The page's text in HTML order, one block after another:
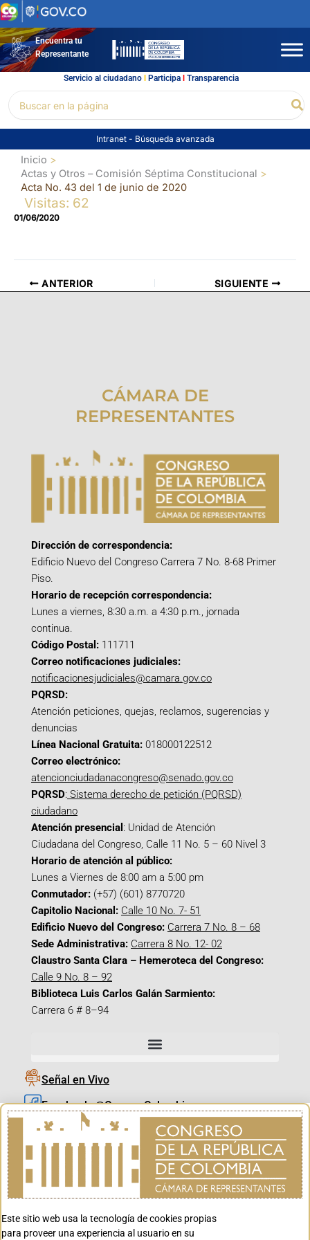
Ir
al
contenidoEncuentra tu
Representante
Servicio al ciudadano l Participal Transparencia
por:
Intranet - Búsqueda avanzada
Inicio
Actas y Otros – Comisión Séptima Constitucional
Acta No. 43 del 1 de junio de 2020
Visitas: 62
01/06/2020
ANTERIOR SIGUIENTE
CÁMARA DE
REPRESENTANTES
Dirección de correspondencia:
Edificio Nuevo del Congreso Carrera 7 No. 8-68 Primer
Piso.
Horario de recepción correspondencia:
Lunes a viernes, 8:30 a.m. a 4:30 p.m., jornada
continua.
Código Postal: 111711
Correo notificaciones judiciales:
notificacionesjudiciales@camara.gov.co
PQRSD:
Atención peticiones, quejas, reclamos, sugerencias y
denuncias
Línea Nacional Gratuita: 018000122512
Correo electrónico:
atencionciudadanacongreso@senado.gov.co
PQRSD: Sistema derecho de petición (PQRSD)
ciudadano
Atención presencial : Unidad de Atención
Ciudadana del Congreso, Calle 11 No. 5 – 60 Nivel 3
Horario de atención al público:
Lunes a Viernes de 8:00 am a 5:00 pm
Conmutador: (+57) (601) 8770720
Capitolio Nacional: Calle 10 No. 7- 51
Edificio Nuevo del Congreso: Carrera 7 No. 8 – 68
Sede Administrativa: Carrera 8 No. 12- 02
Claustro Santa Clara – Hemeroteca del Congreso:
Calle 9 No. 8 – 92
Biblioteca Luis Carlos Galán Sarmiento:
Carrera 6 # 8–94
Señal en Vivo
Facebook_@CamaraColombia
Instagram_@CamaraColombia
X_@CamaraColombia
Youtube_@CamaraColombia
Youtube_@CanalCongreso
Este sitio web usa la tecnología de cookies propias
para proveer una experiencia al usuario en su